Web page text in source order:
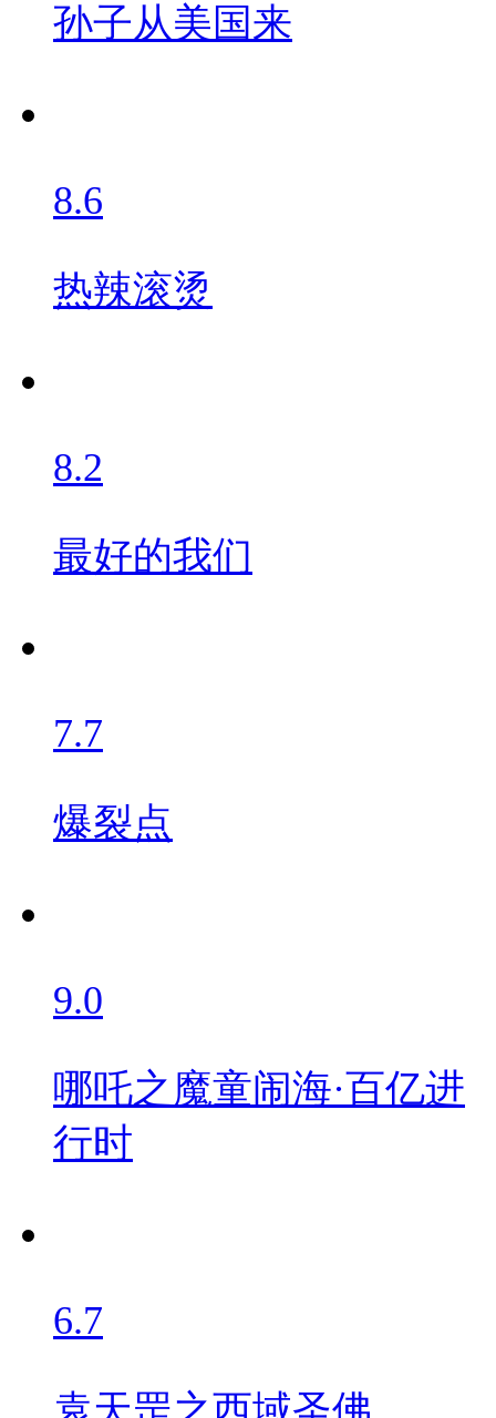
孙子从美国来
8.6
热辣滚烫
8.2
最好的我们
7.7
爆裂点
9.0
哪吒之魔童闹海·百亿进
行时
6.7